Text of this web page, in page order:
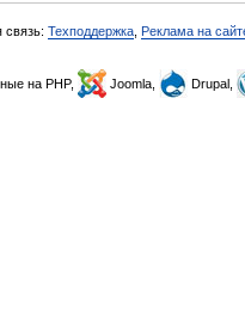
связь: Техподдержка Реклама на
на PHP, Joomla, Drupal,